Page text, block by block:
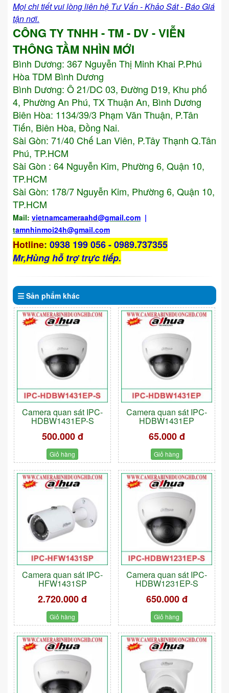
Mọi chi tiết vui lòng liên hệ Tư Vấn - Khảo Sát - Báo Giá
tận nơi.
CÔNG TY TNHH - TM - DV - VIỄN
THÔNG TẦM NHÌN MỚI
Bình Dương: 367 Nguyễn Thị Minh Khai P.Phú
Hòa TDM Bình Dương
Bình Dương: Ô 21/DC 03, Đường D19, Khu phố
4, Phường An Phú, TX Thuận An, Bình Dương
Biên Hòa: 1134/39/3 Phạm Văn Thuận, P.Tân
Tiến, Biên Hòa, Đồng Nai.
Sài Gòn: 71/40 Chế Lan Viên, P.Tây Thạnh Q.Tân
Phú, TP.HCM
Sài Gòn : 64 Nguyễn Kim, Phường 6, Quận 10,
TP.HCM
Sài Gòn: 178/7 Nguyễn Kim, Phường 6, Quận 10,
TP.HCM
Mail: vietnamcameraahd@gmail.com |
tamnhinmoi24h@gmail.com
Hotline: 0938 199 056 - 0989.737355
Mr,Hùng hỗ trợ trực tiếp.
Sản phẩm khác
Camera quan sát IPC-
HDBW1431EP-S
500.000 đ
Giỏ hàng
Camera quan sát IPC-
HDBW1431EP
65.000 đ
Giỏ hàng
Camera quan sát IPC-
HFW1431SP
2.720.000 đ
Giỏ hàng
Camera quan sát IPC-
HDBW1231EP-S
650.000 đ
Giỏ hàng